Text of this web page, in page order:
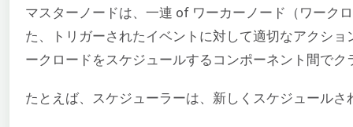
マスターノードは、一連 of ワーカーノード（ワーク
た、トリガーされたイベントに対して適切なアクシ
ークロードをスケジュールするコンポーネント間で
たとえば、スケジューラーは、新しくスケジュール